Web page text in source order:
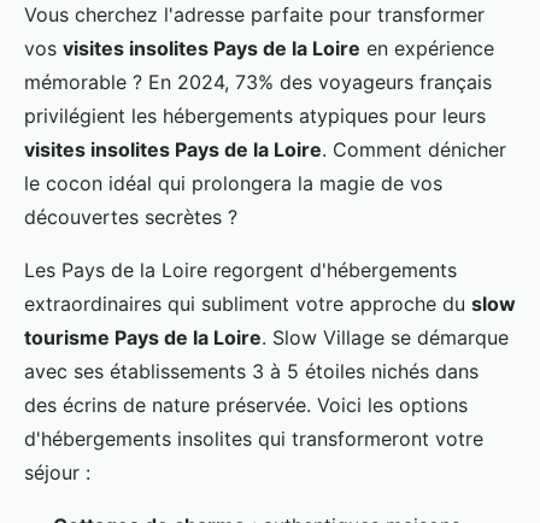
Vous cherchez l'adresse parfaite pour transformer
vos visites insolites Pays de la Loire en expérience
mémorable ? En 2024, 73% des voyageurs français
privilégient les hébergements atypiques pour leurs
visites insolites Pays de la Loire. Comment dénicher
le cocon idéal qui prolongera la magie de vos
découvertes secrètes ?
Les Pays de la Loire regorgent d'hébergements
extraordinaires qui subliment votre approche du slow
tourisme Pays de la Loire. Slow Village se démarque
avec ses établissements 3 à 5 étoiles nichés dans
des écrins de nature préservée. Voici les options
d'hébergements insolites qui transformeront votre
séjour :